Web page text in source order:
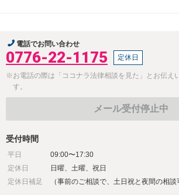
電話でお問い合わせ
0776-22-1175 定休日
※お電話の際は「ココナラ法律相談を見た」とお伝え
す。
メール受付停止中
受付時間
平日
09:00〜17:30
定休日
日曜、土曜、祝日
定休日補足
（事前のご相談で、土日祝と夜間の相談